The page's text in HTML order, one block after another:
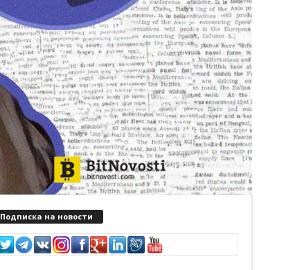
Подписка на новости